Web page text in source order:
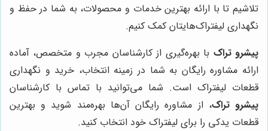
تلاشیم تا با ارائه بهترین خدمات و محصولات، به شما در حفظ و
نگهداری لیفتراک‌هایتان کمک کنیم.
پیشرو تراک با بهره‌گیری از کارشناسان مجرب و متخصص، آماده
ارائه مشاوره رایگان به شما در زمینه انتخاب، خرید و نگهداری
قطعات لیفتراک است. شما می‌توانید با تماس با کارشناسان
پیشرو تراک، از مشاوره رایگان آن‌ها بهره‌مند شوید و بهترین
قطعات یدکی را برای لیفتراک خود انتخاب کنید.